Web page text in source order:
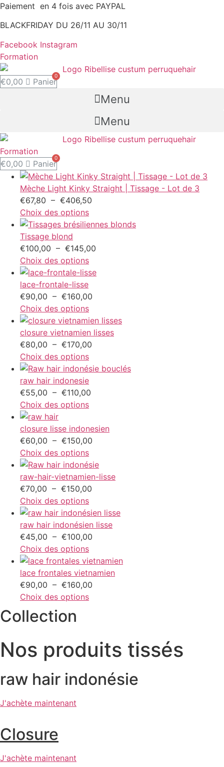
Aller
contenu
Paiement en 4 fois avec PAYPAL
BLACKFRIDAY DU 26/11 AU 30/11
Facebook Instagram
Formation
€0,00 Panier
Menu
Menu
Formation
€0,00 Panier
Mèche Light Kinky Straight | Tissage - Lot de 3
€67,80 – €406,50
prix :
à
Choix des options
Tissage blond
€100,00 – €145,00
prix :
Choix des options
lace-frontale-lisse
€90,00 – €160,00
prix :
€90,00
Choix des options
closure vietnamien lisses
€80,00 – €170,00
prix :
Choix des options
raw hair indonesie
€55,00 – €110,00
€55,00
à
Choix des options
closure lisse indonesien
€60,00 – €150,00
prix :
€60,00
Choix des options
raw-hair-vietnamien-lisse
€70,00 – €150,00
prix :
€70,00
à
Choix des options
raw hair indonésien lisse
€45,00 – €100,00
prix :
€45,00
Choix des options
lace frontales vietnamien
€90,00 – €160,00
€160,00
Choix des options
Collection
Nos produits tissés
raw hair indonésie
J'achète maintenant
Closure
J'achète maintenant